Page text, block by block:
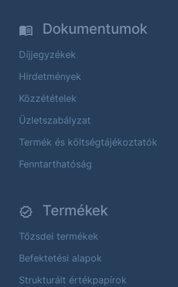
Dokumentumok
Díjjegyzékek
Hirdetmények
Közzétételek
Üzletszabályzat
Termék és költségtájékoztatók
Fenntarthatóság
Termékek
Tőzsdei termékek
Befektetési alapok
Strukturált értékpapírok